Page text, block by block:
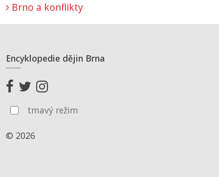
Brno a konflikty
Encyklopedie dějin Brna
tmavý režim
© 2026